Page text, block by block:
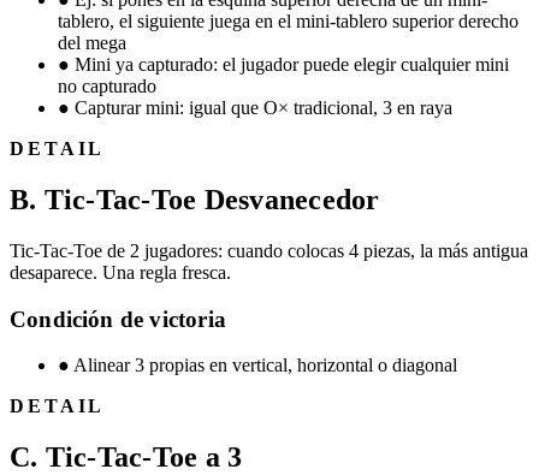
tablero, el siguiente juega en el mini-tablero superior derecho
del mega
● Mini ya capturado: el jugador puede elegir cualquier mini
no capturado
● Capturar mini: igual que O× tradicional, 3 en raya
DETAIL
B. Tic-Tac-Toe Desvanecedor
Tic-Tac-Toe de 2 jugadores: cuando colocas 4 piezas, la más antigua
desaparece. Una regla fresca.
Condición de victoria
● Alinear 3 propias en vertical, horizontal o diagonal
DETAIL
C. Tic-Tac-Toe a 3